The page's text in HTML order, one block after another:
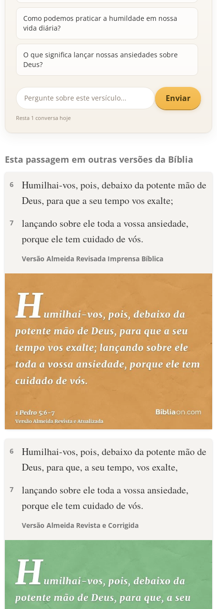
Como podemos praticar a humildade em nossa
vida diária?
O que significa lançar nossas ansiedades sobre
Deus?
Enviar
Resta 1 conversa hoje
Esta passagem em outras versões da Bíblia
6
Humilhai-vos, pois, debaixo da potente mão de
Deus, para que a seu tempo vos exalte;
7
lançando sobre ele toda a vossa ansiedade,
porque ele tem cuidado de vós.
Versão Almeida Revisada Imprensa Bíblica
6
Humilhai-vos, pois, debaixo da potente mão de
Deus, para que, a seu tempo, vos exalte,
7
lançando sobre ele toda a vossa ansiedade,
porque ele tem cuidado de vós.
Versão Almeida Revista e Corrigida